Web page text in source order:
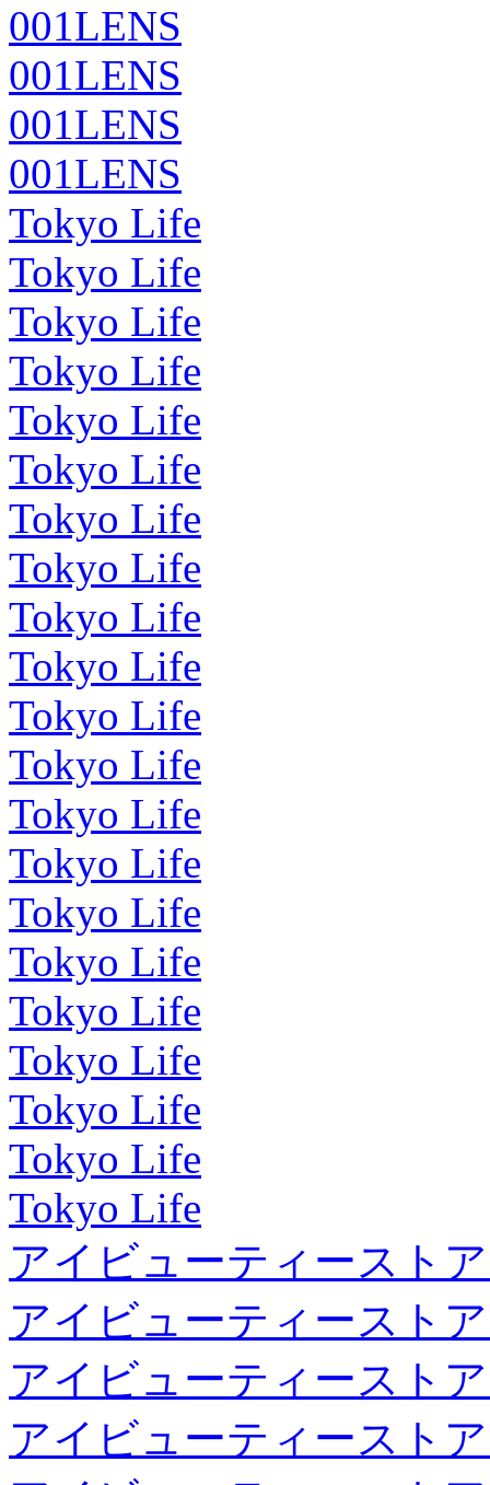
001LENS
001LENS
001LENS
001LENS
Tokyo Life
Tokyo Life
Tokyo Life
Tokyo Life
Tokyo Life
Tokyo Life
Tokyo Life
Tokyo Life
Tokyo Life
Tokyo Life
Tokyo Life
Tokyo Life
Tokyo Life
Tokyo Life
Tokyo Life
Tokyo Life
Tokyo Life
Tokyo Life
Tokyo Life
Tokyo Life
Tokyo Life
アイビューティースト
アイビューティースト
アイビューティースト
アイビューティースト